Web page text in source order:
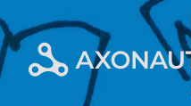
to
content